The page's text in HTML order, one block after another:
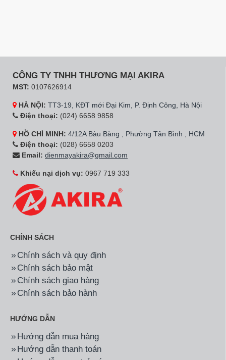
CÔNG TY TNHH THƯƠNG MẠI AKIRA
MST: 0107626914
HÀ NỘI: TT3-19, KĐT mới Đại Kim, P. Định Công, Hà Nội
Điện thoại: (024) 6658 9858
HỒ CHÍ MINH: 4/12A Bàu Bàng , Phường Tân Bình , HCM
Điện thoại: (028) 6658 0203
Email: dienmayakira@gmail.com
Khiếu nại dịch vụ: 0967 719 333
CHÍNH SÁCH
Chính sách và quy định
Chính sách bảo mật
Chính sách giao hàng
Chính sách bảo hành
HƯỚNG DẪN
Hướng dẫn mua hàng
Hướng dẫn thanh toán